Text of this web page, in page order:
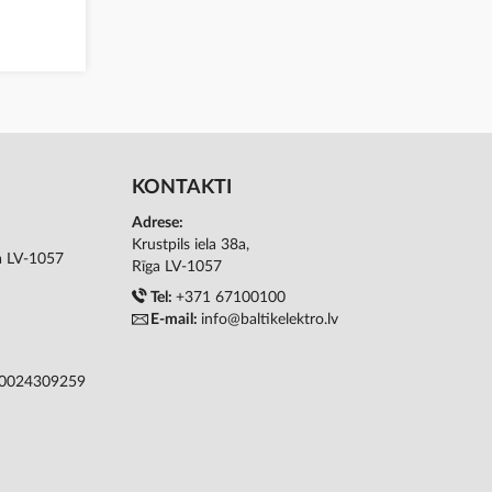
LV-1057
KONTAKTI
Adrese:
Krustpils iela 38a,
Rīga LV-1057
Tel: +371 67100100
E-mail: info@baltikelektro.lv